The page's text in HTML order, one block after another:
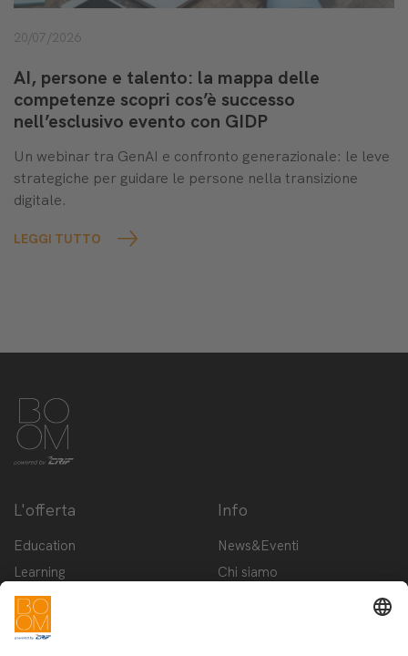
20/07/2026
AI, persone e talento: la mappa delle
competenze scopri cos’è successo
nell’esclusivo evento con GIDP
Un webinar tra GenAI e confronto generazionale: le leve
strategiche per guidare le persone nella transizione
digitale.
LEGGI TUTTO
L'offerta
Education
Learning
Innovation
Startup
Info
News&Eventi
Chi siamo